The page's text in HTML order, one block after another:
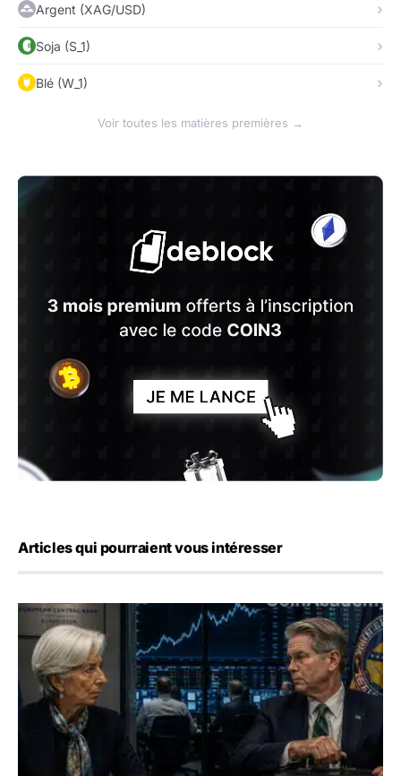
Argent (XAG/USD)
Soja (S_1)
Blé (W_1)
Voir toutes les matières premières →
Articles qui pourraient vous intéresser
Yen : Washington a vendu des euros sans prévenir la